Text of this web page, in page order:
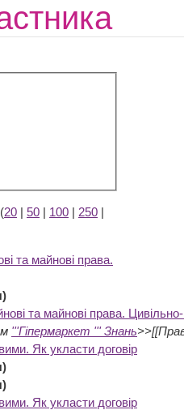
20 | 50 | 100 | 250 |
та майнові права.
та майнові права.
'''Гіпермаркет ''' Знань
Як укласти договір
Як укласти договір